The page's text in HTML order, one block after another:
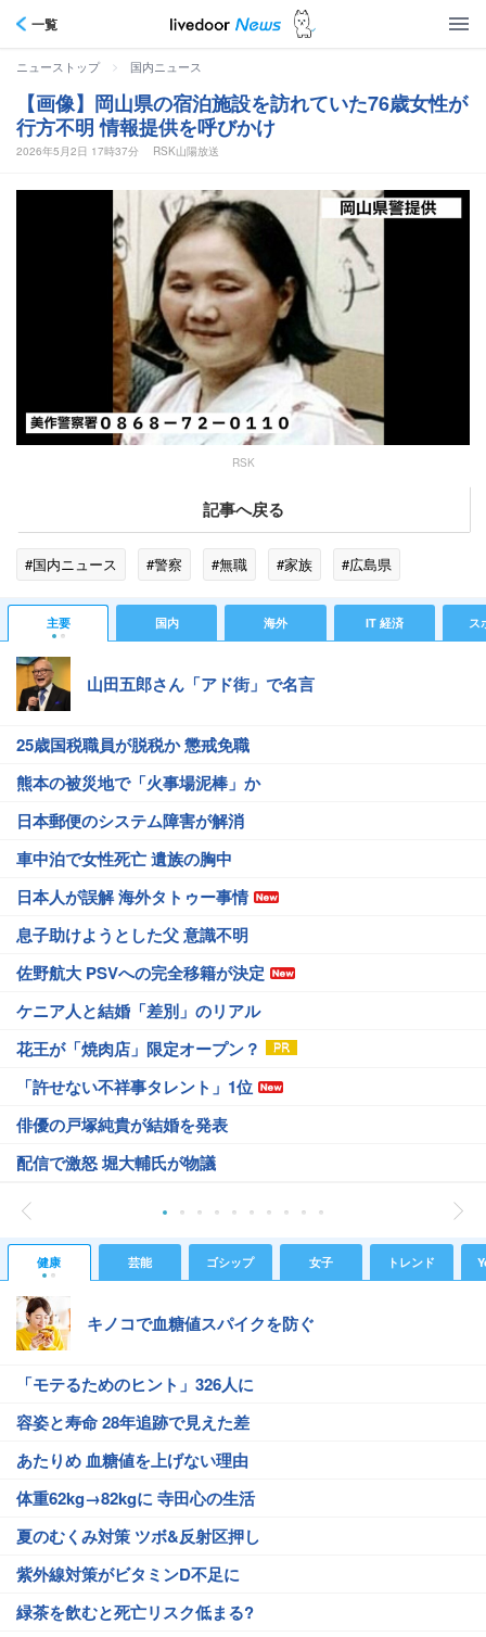
一覧
ニューストップ > 国内ニュース
【画像】岡山県の宿泊施設を訪れていた76歳女性が
行方不明 情報提供を呼びかけ
2026年5月2日 17時37分 RSK山陽放送
RSK
記事へ戻る
#国内ニュース #警察 #無職 #家族 #広島県
主要 国内 海外 IT 経済 ス
山田五郎さん「アド街」で名言
25歳国税職員が脱税か 懲戒免職
熊本の被災地で「火事場泥棒」か
日本郵便のシステム障害が解消
車中泊で女性死亡 遺族の胸中
日本人が誤解 海外タトゥー事情
息子助けようとした父 意識不明
佐野航大 PSVへの完全移籍が決定
ケニア人と結婚「差別」のリアル
花王が「焼肉店」限定オープン？
「許せない不祥事タレント」1位
俳優の戸塚純貴が結婚を発表
配信で激怒 堀大輔氏が物議
健康 芸能 ゴシップ 女子 トレンド
キノコで血糖値スパイクを防ぐ
「モテるためのヒント」326人に
容姿と寿命 28年追跡で見えた差
あたりめ 血糖値を上げない理由
体重62kg→82kgに 寺田心の生活
夏のむくみ対策 ツボ&反射区押し
紫外線対策がビタミンD不足に
緑茶を飲むと死亡リスク低まる?